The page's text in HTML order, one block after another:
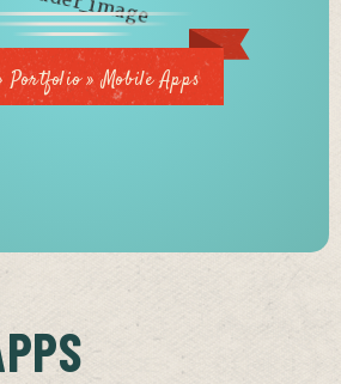
Portfolio»Mobile Apps